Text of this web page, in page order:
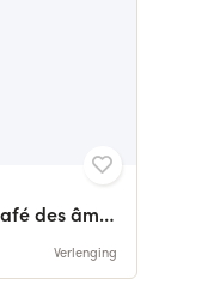
Bibliotheca Grandis Le café des âmes perdues Tome 1
Verlenging